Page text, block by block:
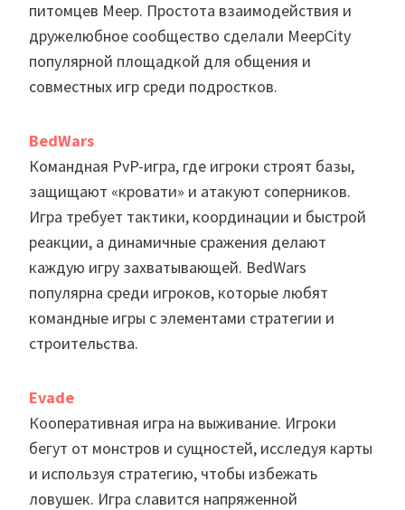
питомцев Meep. Простота взаимодействия и
дружелюбное сообщество сделали MeepCity
популярной площадкой для общения и
совместных игр среди подростков.
BedWars
Командная PvP-игра, где игроки строят базы,
защищают «кровати» и атакуют соперников.
Игра требует тактики, координации и быстрой
реакции, а динамичные сражения делают
каждую игру захватывающей. BedWars
популярна среди игроков, которые любят
командные игры с элементами стратегии и
строительства.
Evade
Кооперативная игра на выживание. Игроки
бегут от монстров и сущностей, исследуя карты
и используя стратегию, чтобы избежать
ловушек. Игра славится напряженной